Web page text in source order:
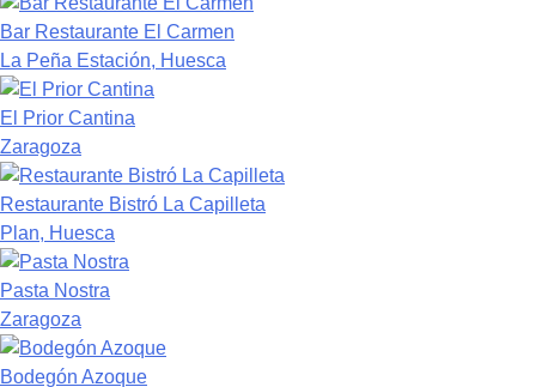
Bar Restaurante El Carmen
La Peña Estación, Huesca
El Prior Cantina
Zaragoza
Restaurante Bistró La Capilleta
Plan, Huesca
Pasta Nostra
Zaragoza
Bodegón Azoque